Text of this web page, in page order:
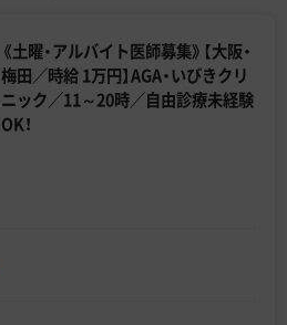
《土曜・アルバイト医師募集》【大阪・
梅田／時給 1万円】AGA・いびきクリ
ニック／11～20時／自由診療未経験
OK！